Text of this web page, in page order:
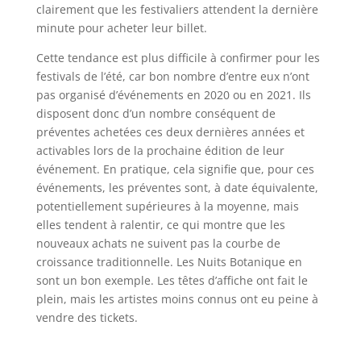
clairement que les festivaliers attendent la dernière
minute pour acheter leur billet.
Cette tendance est plus difficile à confirmer pour les
festivals de l’été, car bon nombre d’entre eux n’ont
pas organisé d’événements en 2020 ou en 2021. Ils
disposent donc d’un nombre conséquent de
préventes achetées ces deux dernières années et
activables lors de la prochaine édition de leur
événement. En pratique, cela signifie que, pour ces
événements, les préventes sont, à date équivalente,
potentiellement supérieures à la moyenne, mais
elles tendent à ralentir, ce qui montre que les
nouveaux achats ne suivent pas la courbe de
croissance traditionnelle. Les Nuits Botanique en
sont un bon exemple. Les têtes d’affiche ont fait le
plein, mais les artistes moins connus ont eu peine à
vendre des tickets.